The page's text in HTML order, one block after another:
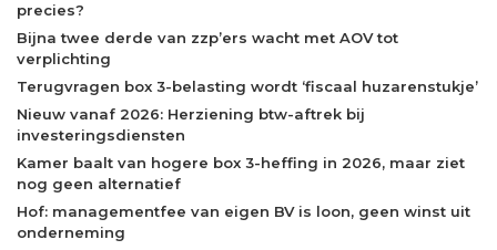
precies?
Bijna twee derde van zzp’ers wacht met AOV tot
verplichting
Terugvragen box 3-belasting wordt ‘fiscaal huzarenstukje’
Nieuw vanaf 2026: Herziening btw-aftrek bij
investeringsdiensten
Kamer baalt van hogere box 3-heffing in 2026, maar ziet
nog geen alternatief
Hof: managementfee van eigen BV is loon, geen winst uit
onderneming